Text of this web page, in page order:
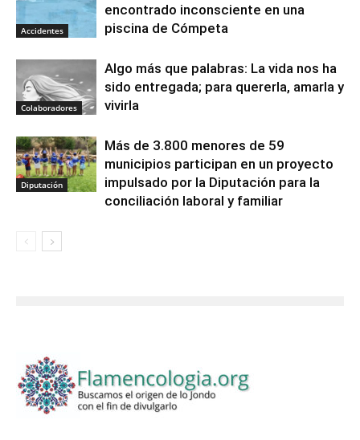
Accidentes
encontrado inconsciente en una
piscina de Cómpeta
Colaboradores
Algo más que palabras: La vida nos ha
sido entregada; para quererla, amarla y
vivirla
Diputación
Más de 3.800 menores de 59
municipios participan en un proyecto
impulsado por la Diputación para la
conciliación laboral y familiar